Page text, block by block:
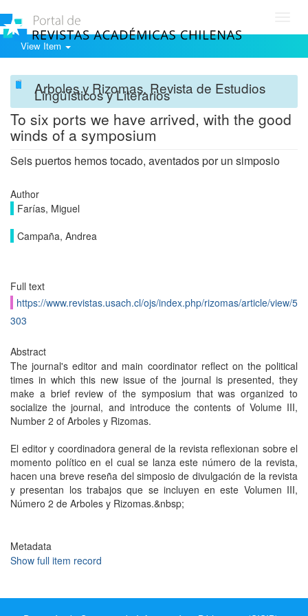
View Item
Arboles y Rizomas. Revista de Estudios
Lingüísticos y Literarios
To six ports we have arrived, with the good
winds of a symposium
Seis puertos hemos tocado, aventados por un simposio
Author
Farías, Miguel
Campaña, Andrea
Full text
https://www.revistas.usach.cl/ojs/index.php/rizomas/article/view/5
303
Abstract
The journal's editor and main coordinator reflect on the political
times in which this new issue of the journal is presented, they
make a brief review of the symposium that was organized to
socialize the journal, and introduce the contents of Volume III,
Number 2 of Arboles y Rizomas.
El editor y coordinadora general de la revista reflexionan sobre el
momento político en el cual se lanza este número de la revista,
hacen una breve reseña del simposio de divulgación de la revista
y presentan los trabajos que se incluyen en este Volumen III,
Número 2 de Arboles y Rizomas.&nbsp;
Metadata
Show full item record